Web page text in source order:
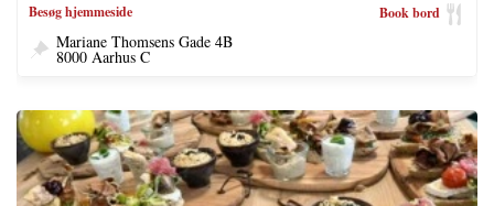
Besøg hjemmeside Book bord
Mariane Thomsens Gade 4B
8000 Aarhus C